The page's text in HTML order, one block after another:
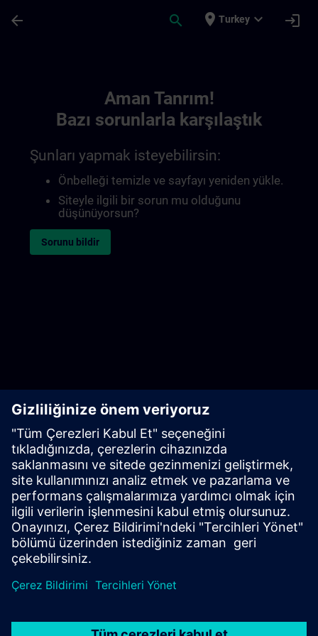
arrow_back search place Turkey expand_more login
Aman Tanrım!
Bazı sorunlarla karşılaştık
Şunları yapmak isteyebilirsin:
Önbelleği temizle ve sayfayı yeniden yükle.
Siteyle ilgili bir sorun mu olduğunu
düşünüyorsun?
Sorunu bildir